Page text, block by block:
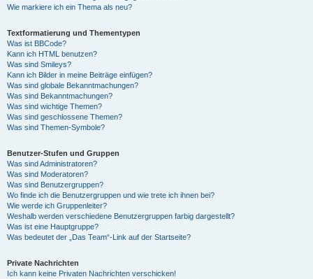
Wie markiere ich ein Thema als neu?
Textformatierung und Thementypen
Was ist BBCode?
Kann ich HTML benutzen?
Was sind Smileys?
Kann ich Bilder in meine Beiträge einfügen?
Was sind globale Bekanntmachungen?
Was sind Bekanntmachungen?
Was sind wichtige Themen?
Was sind geschlossene Themen?
Was sind Themen-Symbole?
Benutzer-Stufen und Gruppen
Was sind Administratoren?
Was sind Moderatoren?
Was sind Benutzergruppen?
Wo finde ich die Benutzergruppen und wie trete ich ihnen bei?
Wie werde ich Gruppenleiter?
Weshalb werden verschiedene Benutzergruppen farbig dargestellt?
Was ist eine Hauptgruppe?
Was bedeutet der „Das Team“-Link auf der Startseite?
Private Nachrichten
Ich kann keine Privaten Nachrichten verschicken!